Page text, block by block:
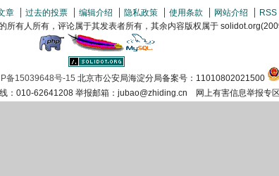
章 过去的投票 编辑介绍 隐私政策 使用条款 网站介绍
RSS
所有人所有，评论属于其发表者所有，其余内容版权属于
备15039648号-15 北京市公安局海淀分局备案号：11010802021500
010-62641208 举报邮箱：jubao@zhiding.cn 网上有害信息举报专区